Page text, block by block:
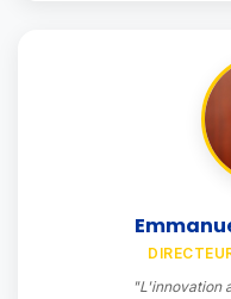
"L'innovation